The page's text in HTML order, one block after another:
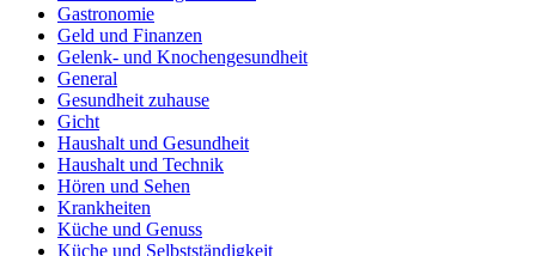
Gastronomie
Geld und Finanzen
Gelenk- und Knochengesundheit
General
Gesundheit zuhause
Gicht
Haushalt und Gesundheit
Haushalt und Technik
Hören und Sehen
Krankheiten
Küche und Genuss
Küche und Selbstständigkeit